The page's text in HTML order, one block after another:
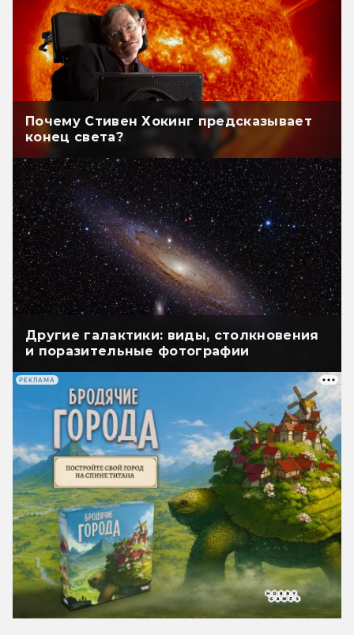
Почему Стивен Хокинг предсказывает
конец света?
Другие галактики: виды, столкновения
и поразительные фотографии
РЕКЛАМА